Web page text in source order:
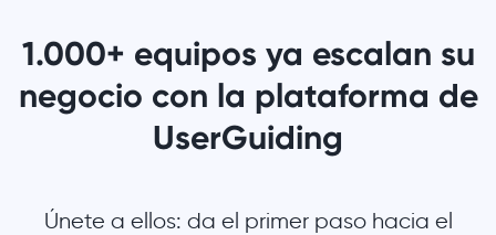
1.000+ equipos ya escalan su
negocio con la plataforma de
UserGuiding
Únete a ellos: da el primer paso hacia el